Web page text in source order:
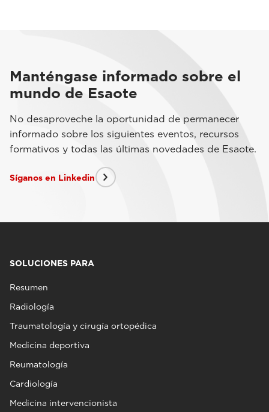
Manténgase informado sobre el
mundo de Esaote
No desaproveche la oportunidad de permanecer
informado sobre los siguientes eventos, recursos
formativos y todas las últimas novedades de Esaote.
Síganos en Linkedin
SOLUCIONES PARA
Resumen
Radiología
Traumatología y cirugía ortopédica
Medicina deportiva
Reumatología
Cardiología
Medicina intervencionista